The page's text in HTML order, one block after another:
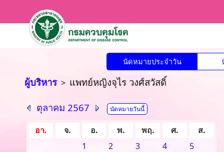
นัดหมายประจำวัน
ผู้บริหาร> แพทย์หญิงจุไร วงศ์สวัสดิ์
ตุลาคม 2567 นัดหมายวันนี้
อา. จ. อ. พ. พฤ. ศ.
ส.
1
2 3 4
5